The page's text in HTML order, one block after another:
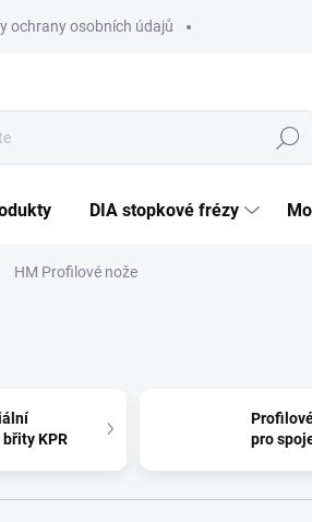
ochrany osobních údajů
Hledat
DIA stopkové frézy
HM Profilové nože
KPR
pro